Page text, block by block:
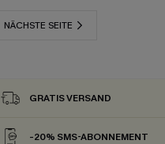
NÄCHSTE SEITE
GRATIS VERSAND
-20% SMS-ABONNEMENT